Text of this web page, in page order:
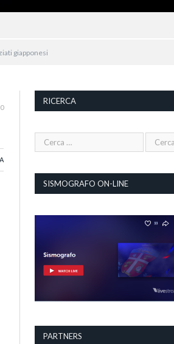
giapponesi
0
RICERCA
SISMOGRAFO ON-LINE
PARTNERS